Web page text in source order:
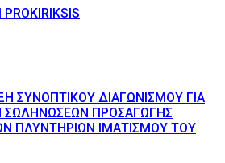
ΣΥΝΟΠΤΙΚΟΥ ΔΙΑΓΩΝΙΣΜΟΥ ΓΙΑ
ΣΩΛΗΝΩΣΕΩΝ ΠΡΟΣΑΓΩΓΗΣ
ΠΛΥΝΤΗΡΙΩΝ ΙΜΑΤΙΣΜΟΥ ΤΟΥ